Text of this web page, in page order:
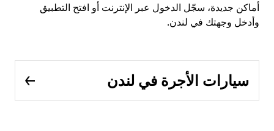
أماكن جديدة، سجّل الدخول عبر الإنترنت أو افتح التطبيق
وأدخل وجهتك في لندن.
سيارات الأجرة في لندن